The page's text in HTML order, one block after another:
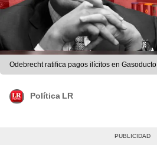
Odebrecht ratifica pagos ilícitos en
Política LR